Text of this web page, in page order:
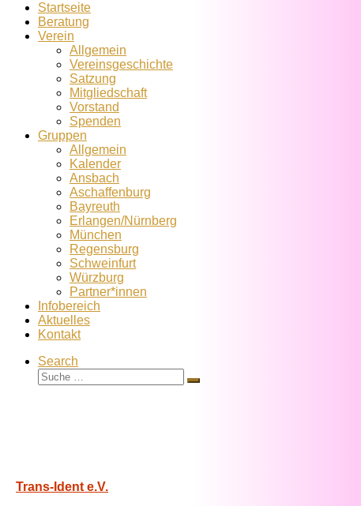
Startseite
Beratung
Verein
Allgemein
Vereins­geschichte
Satzung
Mitglied­schaft
Vorstand
Spenden
Gruppen
Allgemein
Kalender
Ansbach
Aschaffenburg
Bayreuth
Erlangen/Nürnberg
München
Regensburg
Schweinfurt
Würzburg
Partner*innen
Infobereich
Aktuelles
Kontakt
Search
Suche
Suche
Trans-Ident e.V.